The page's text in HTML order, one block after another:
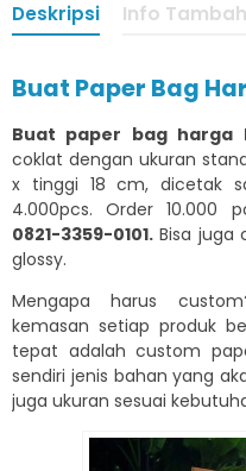
Deskripsi Info
Buat Paper Bag
Buat paper bag harga
coklat dengan ukuran
x tinggi 18 cm, dicetak
4.000pcs. Order 10.000
0821-3359-0101. Bisa juga
glossy.
Mengapa harus
kemasan setiap produk
tepat adalah custom
sendiri jenis bahan yang
juga ukuran sesuai